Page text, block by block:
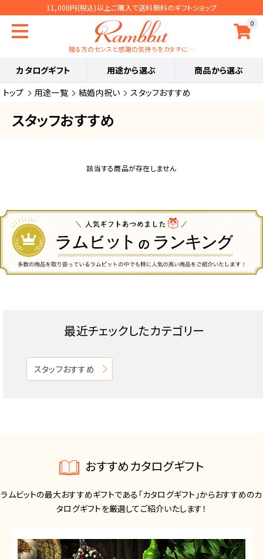
11,000円(税込)以上ご購入で送料無料のギフトショップ
0
贈る方のセンスと感謝の気持ちをカタチに…
カタログギフト 用途から選ぶ
商品から選ぶ
トップ
用途一覧 結婚内祝い スタッフおすすめ
スタッフおすすめ
該当する商品が存在しません
最近チェックしたカテゴリー
スタッフおすすめ
おすすめカタログギフト
ラムビットの最大おすすめギフトである「カタログギフト」からおすすめのカ
タログギフトを厳選してご紹介いたします！